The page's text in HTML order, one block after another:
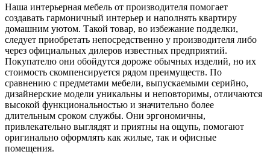
Наша интерьерная мебель от производителя помогает
создавать гармоничный интерьер и наполнять квартиру
домашним уютом. Такой товар, во избежание подделки,
следует приобретать непосредственно у производителя либо
через официальных дилеров известных предприятий.
Покупателю они обойдутся дороже обычных изделий, но их
стоимость скомпенсируется рядом преимуществ. По
сравнению с предметами мебели, выпускаемыми серийно,
дизайнерские модели уникальны и неповторимы, отличаются
высокой функциональностью и значительно более
длительным сроком службы. Они эргономичны,
привлекательно выглядят и приятны на ощупь, помогают
оригинально оформлять как жилые, так и офисные
помещения.